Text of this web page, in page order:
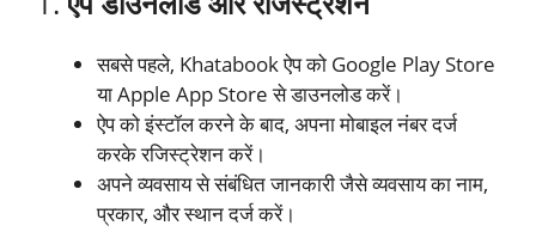
सबसे पहले, Khatabook ऐप को Google Play Store
या Apple App Store से डाउनलोड करें।
ऐप को इंस्टॉल करने के बाद, अपना मोबाइल नंबर दर्ज
करके रजिस्ट्रेशन करें।
अपने व्यवसाय से संबंधित जानकारी जैसे व्यवसाय का नाम,
प्रकार, और स्थान दर्ज करें।